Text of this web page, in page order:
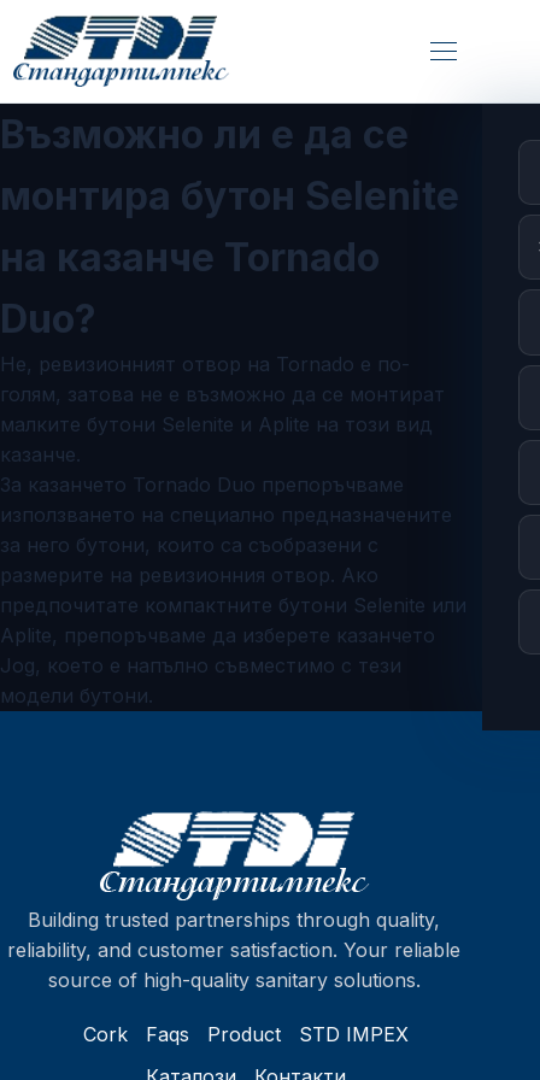
Възможно ли е да се
монтира бутон Selenite
на казанче Tornado
Duo?
Не, ревизионният отвор на Tornado е по-
голям, затова не е възможно да се монтират
малките бутони Selenite и Aplite на този вид
казанче.
За казанчето Tornado Duo препоръчваме
използването на специално предназначените
за него бутони, които са съобразени с
размерите на ревизионния отвор. Ако
предпочитате компактните бутони Selenite или
Aplite, препоръчваме да изберете казанчето
Jog, което е напълно съвместимо с тези
модели бутони.
Building trusted partnerships through quality,
reliability, and customer satisfaction. Your reliable
source of high-quality sanitary solutions.
Cork Faqs Product
STD IMPEX